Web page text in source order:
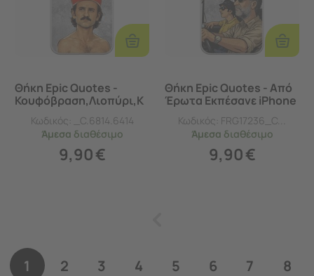
Προσθήκη
Στο
Καλάθι
Θήκη Epic Quotes -
Κουφόβραση,Λιοπύρι,Κ
Flexible TPU (Διάφανη
Σιλικόνη)
Κωδικός:
_C.6814.6414
Άμεσα διαθέσιμο
9,90€
Στο
Καλάθι
Θήκη Epic Quotes - Από
Έρωτα Εκπέσανε iPhone
(Διάφανη Σιλικόνη)
Κωδικός: FRG17236_C...
Άμεσα διαθέσιμο
9,90€
1 2 3 4 5 6 7 8